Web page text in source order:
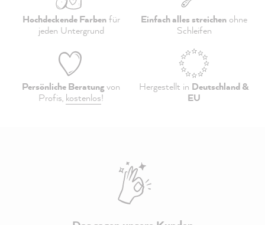
Hochdeckende Farbenfür
jeden Untergrund
Einfach alles streichen ohne
Schleifen
Persönliche Beratungvon
Profis, kostenlos!
Hergestellt in Deutschland &
EU